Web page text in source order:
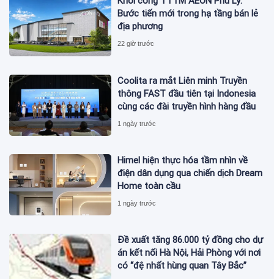
Bước tiến mới trong hạ tầng bán lẻ
địa phương
22 giờ trước
Coolita ra mắt Liên minh Truyền
thông FAST đầu tiên tại Indonesia
cùng các đài truyền hình hàng đầu
1 ngày trước
Himel hiện thực hóa tầm nhìn về
điện dân dụng qua chiến dịch Dream
Home toàn cầu
1 ngày trước
Đề xuất tăng 86.000 tỷ đồng cho dự
án kết nối Hà Nội, Hải Phòng với nơi
có “đệ nhất hùng quan Tây Bắc”